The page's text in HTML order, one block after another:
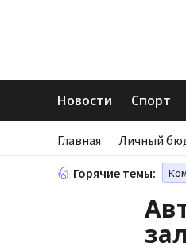
Новости Спорт
Главная Личный
Горячие темы: